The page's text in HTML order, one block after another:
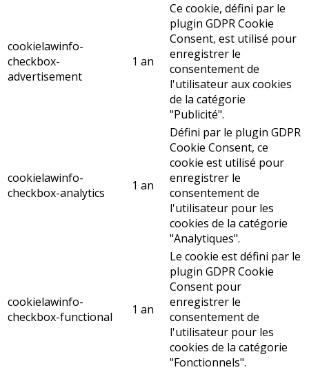
cookielawinfo-
checkbox-
advertisement
1 an
Ce cookie, défini par le
plugin GDPR Cookie
Consent, est utilisé pour
enregistrer le
consentement de
l'utilisateur aux cookies
de la catégorie
"Publicité".
cookielawinfo-
checkbox-analytics
1 an
Défini par le plugin GDPR
Cookie Consent, ce
cookie est utilisé pour
enregistrer le
consentement de
l'utilisateur pour les
cookies de la catégorie
"Analytiques".
cookielawinfo-
checkbox-functional
1 an
Le cookie est défini par le
plugin GDPR Cookie
Consent pour
enregistrer le
consentement de
l'utilisateur pour les
cookies de la catégorie
"Fonctionnels".